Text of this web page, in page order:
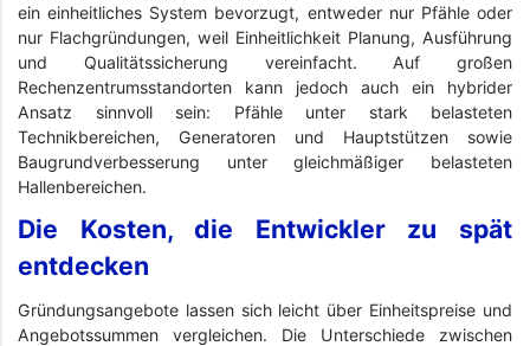
ein einheitliches System bevorzugt, entweder nur Pfähle oder
nur Flachgründungen, weil Einheitlichkeit Planung, Ausführung
und Qualitätssicherung vereinfacht. Auf großen
Rechenzentrumsstandorten kann jedoch auch ein hybrider
Ansatz sinnvoll sein: Pfähle unter stark belasteten
Technikbereichen, Generatoren und Hauptstützen sowie
Baugrundverbesserung unter gleichmäßiger belasteten
Hallenbereichen.
Die Kosten, die Entwickler zu spät
entdecken
Gründungsangebote lassen sich leicht über Einheitspreise und
Angebotssummen vergleichen. Die Unterschiede zwischen